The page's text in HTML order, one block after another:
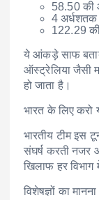
58.50 की
4 अर्धशतक
122.29
ये आंकड़े साफ
ऑस्ट्रेलिया जैसी
हो जाता है।
भारत के लिए करो
भारतीय टीम इस
संघर्ष करती नजर
खिलाफ हर विभाग
विशेषज्ञों का